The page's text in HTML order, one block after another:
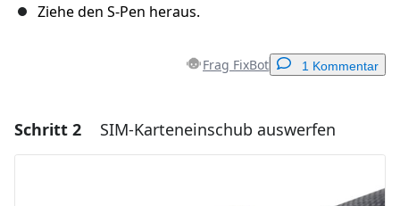
Ziehe den S-Pen heraus.
Frag FixBot 1 Kommentar
Einen Kommentar hinzufügen
Schritt 2 SIM-Karteneinschub auswerfen